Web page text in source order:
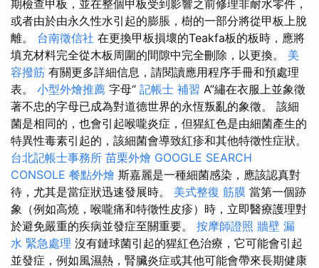
期檢查甲板，並在整個甲板受到影響之前修理非耐水零件，
或者由於由永久性水引起的膨脹，樹的一部分將從甲板上脫
離。 台南徵信社 在更換甲板損壞的Teakfa板的板時，應將
填充材料完全從木板周圍的間隙中完全刪除，以更換。 美
容撥筋 有關更多詳細信息，請閱讀應用程序手冊和預處理
表。 小型外燴推薦 字母“ 記帳士 補習 A”繡在衣服上並象徵
著不忠的字母已成為對道德世界的永恆叛亂的象徵。 該細
菌是相同的，也會引起喉嚨炎症，但猩紅色是由細菌產生的
特異性毒素引起的，該細菌會導致紅疹和其他特徵性症狀。
台北記帳士事務所 苗栗外燴 GOOGLE SEARCH
CONSOLE 餐點外燴 斯嘉麗是一種細菌感染，應該認真對
待，尤其是當症狀迅速發展時。 美式整復 筋膜 當第一個跡
象（例如高燒，喉嚨痛和特徵性皮疹）時，立即醫療護理對
於避免嚴重的疾病並發症至關重要。 按摩師證照 牆壁 漏
水 緊急處理 沒有鏈球菌引起的猩紅色治療，它可能會引起
並發症，例如風濕熱，腎臟炎症或其他可能會帶來長期健康